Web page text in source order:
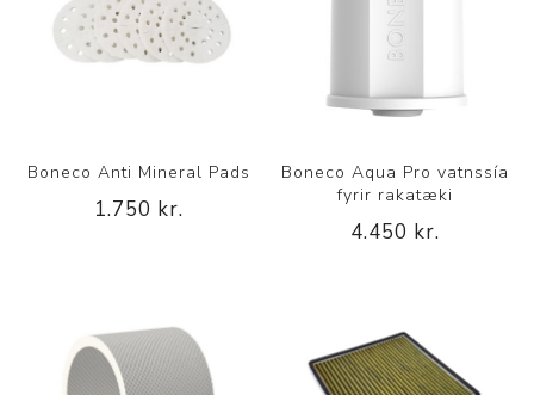
Boneco Anti Mineral Pads
1.750 kr.
Boneco Aqua Pro vatnssía
fyrir rakatæki
4.450 kr.